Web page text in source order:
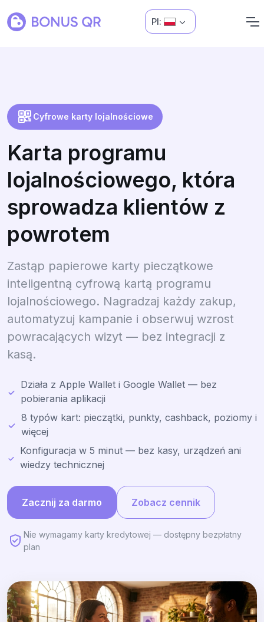
Pl:
Cyfrowe karty lojalnościowe
Karta programu
lojalnościowego, która
sprowadza klientów z
powrotem
Zastąp papierowe karty pieczątkowe
inteligentną cyfrową kartą programu
lojalnościowego. Nagradzaj każdy zakup,
automatyzuj kampanie i obserwuj wzrost
powracających wizyt — bez integracji z
kasą.
Działa z Apple Wallet i Google Wallet — bez
pobierania aplikacji
8 typów kart: pieczątki, punkty, cashback, poziomy i
więcej
Konfiguracja w 5 minut — bez kasy, urządzeń ani
wiedzy technicznej
Zacznij za darmo Zobacz cennik
Nie wymagamy karty kredytowej — dostępny bezpłatny
plan